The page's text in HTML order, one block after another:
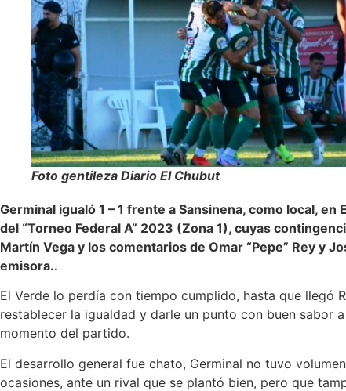
Foto gentileza Diario El Chubut
Germinal igualó 1 – 1 frente a Sansinena, como local,
del “Torneo Federal A” 2023 (Zona 1), cuyas
Martín Vega y los comentarios de Omar “Pepe” Rey y
emisora..
El Verde lo perdía con tiempo cumplido, hasta que llegó
restablecer la igualdad y darle un punto con buen sabor
momento del partido.
El desarrollo general fue chato, Germinal no tuvo
ocasiones, ante un rival que se plantó bien, pero que